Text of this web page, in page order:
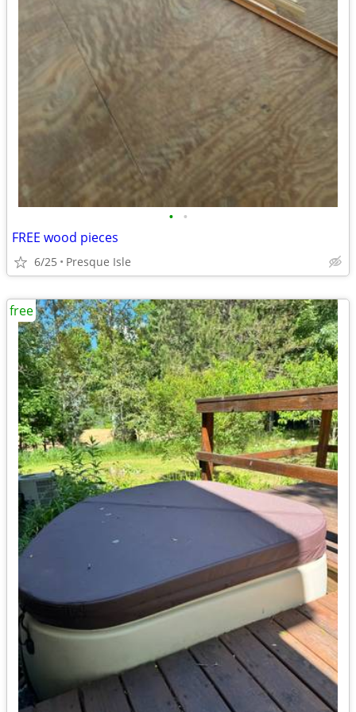
• •
FREE wood pieces
6/25 Presque Isle
free